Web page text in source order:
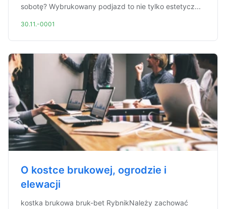
sobotę? Wybrukowany podjazd to nie tylko estetycz...
30.11.-0001
O kostce brukowej, ogrodzie i
elewacji
kostka brukowa bruk-bet RybnikNależy zachować